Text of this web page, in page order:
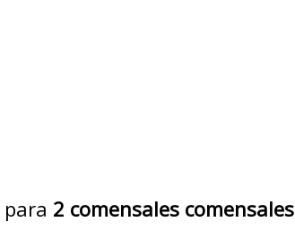
para 2 comensales comensales